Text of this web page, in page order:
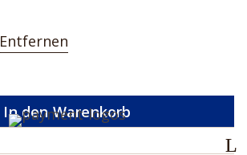
Entfernen
In den Warenkorb